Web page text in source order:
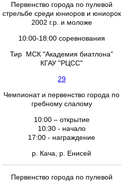
Первенство города по пулевой
стрельбе среди юниоров и юниорок
2002 г.р. и моложе
10:00-18:00 соревнования
Тир МСК "Академия биатлона"
КГАУ "РЦСС"
29
Чемпионат и первенство города по
гребному слалому
10:00 – открытие
10:30 - начало
17:00 - награждение
р. Кача, р. Енисей
Первенство города по пулевой